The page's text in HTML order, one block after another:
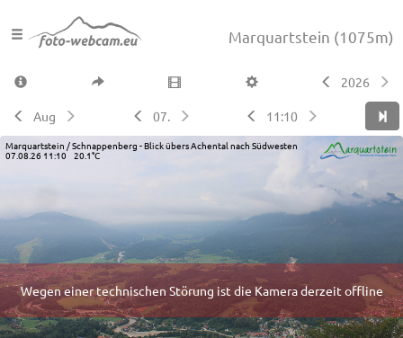
Marquartstein (1075m)
2026
Aug 07. 11:10
Marquartstein / Schnappenberg - Blick übers Achental nach Südwesten
07.08.26 11:10 20.1°C
Wegen einer technischen Störung ist die Kamera derzeit offline